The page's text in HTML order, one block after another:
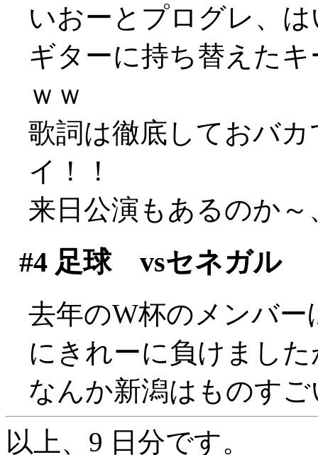
いおーとプログレ、
ギターに持ち替えた
ｗｗ
歌詞は徹底しておバ
イ！！
来日公演もあるのか
#4足球 vsセネガル
去年のW杯のメンバ
にきれーに負けまし
なんか新潟はものす
以上、9 日分です。